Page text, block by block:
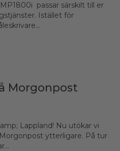
passar särskilt till er
Istället för
Morgonpost
Lappland! Nu utökar vi
ytterligare. På tur